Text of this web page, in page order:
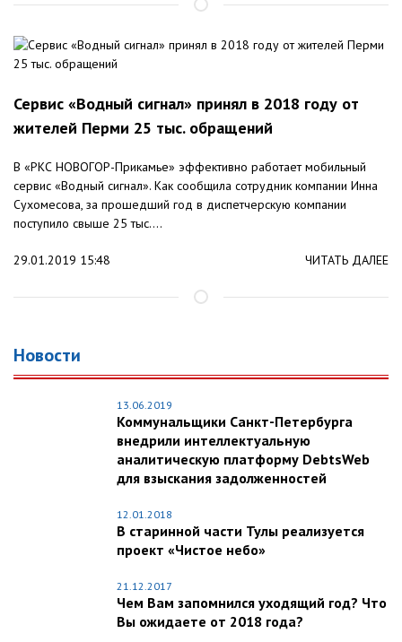
Сервис «Водный сигнал» принял в 2018 году от
жителей Перми 25 тыс. обращений
В «РКС НОВОГОР-Прикамье» эффективно работает мобильный
сервис «Водный сигнал». Как сообщила сотрудник компании Инна
Сухомесова, за прошедший год в диспетчерскую компании
поступило свыше 25 тыс....
29.01.2019 15:48 ЧИТАТЬ ДАЛЕЕ
Новости
13.06.2019
Коммунальщики Санкт-Петербурга
внедрили интеллектуальную
аналитическую платформу DebtsWeb
для взыскания задолженностей
12.01.2018
В старинной части Тулы реализуется
проект «Чистое небо»
21.12.2017
Чем Вам запомнился уходящий год? Что
Вы ожидаете от 2018 года?